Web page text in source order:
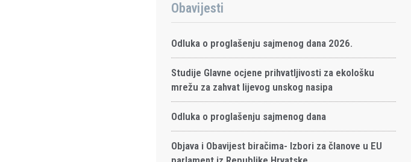
Obavijesti
Odluka o proglašenju sajmenog dana 2026.
Studije Glavne ocjene prihvatljivosti za ekološku
mrežu za zahvat lijevog unskog nasipa
Odluka o proglašenju sajmenog dana
Objava i Obavijest biračima- Izbori za članove u EU